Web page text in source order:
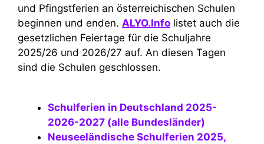
und Pfingstferien an österreichischen Schulen
beginnen und enden. ALYO.Info listet auch die
gesetzlichen Feiertage für die Schuljahre
2025/26 und 2026/27 auf. An diesen Tagen
sind die Schulen geschlossen.
Schulferien in Deutschland 2025-
2026-2027 (alle Bundesländer)
Neuseeländische Schulferien 2025,